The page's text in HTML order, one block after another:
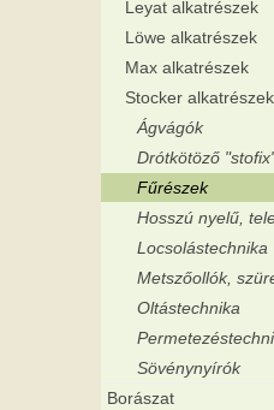
Leyat alkatrészek
Löwe alkatrészek
Max alkatrészek
Stocker alkatrészek
Ágvágók
Drótkötöző
Fűrészek
Hosszú nyelű,
Locsolástechnika
Metszőollók,
Oltástechnika
Sövénynyírók
Borászat